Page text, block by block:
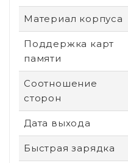
Материал корпуса
Поддержка карт
памяти
Соотношение
сторон
Дата выхода
Быстрая зарядка